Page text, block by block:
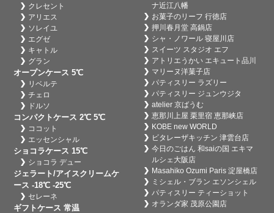
クレセント
アリエス
ソレイユ
エグゼ
キャトル
グラン
オープンケース 5℃
リベルテ
チェロ
ドルソ
コンパクトケース 2℃ 5℃
ココット
エッセンシャル
ショコラケース 15℃
ショコラ デュー
ジェラート/アイスクリームケ
ース -18℃ -25℃
セレーネ
ギフトケース 常温
ナ近江八幡
お菓子のリーフ 行徳店
押川春月堂 高鍋店
シャ・ノワール 寝屋川店
スイーツ スタジオ エフ
アトリエうかい エキュート品川
マリーヌ洋菓子店
パティスリー ラズリー
パティスリー ジュンウジタ
atelier 京ばうむ
恵那川上屋 栗里宿 恵那峡店
KOBE new WORLD
ビタレーザキッチン 津雲台店
今日のごはん 和saiの国 エキマ
ルシェ大阪店
Masahiko Ozumi Paris 淀屋橋店
ミシェル・ブラン エソンシェル
パティスリー ティーショット
オランダ家 茂原公園店